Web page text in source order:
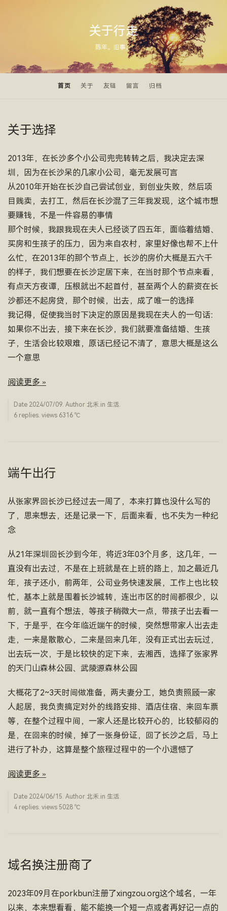
关于行走
陈年。旧事。
首页 关于 友链 留言 归档
关于选择
2013年，在长沙多个小公司兜兜转转之后，我决定去深
圳，因为在长沙呆的几家小公司，毫无发展可言
从2010年开始在长沙自己尝试创业，到创业失败，然后项
目贱卖，去打工，然后在长沙混了三年我发现，这个城市想
要赚钱，不是一件容易的事情
那个时候，我跟我现在夫人已经谈了四五年，面临着结婚、
买房和生孩子的压力，因为来自农村，家里好像也帮不上什
么忙，在2013年的那个节点上，长沙的房价大概是五六千
的样子，我们想要在长沙定居下来，在当时那个节点来看，
有点天方夜谭，压根就出不起首付，甚至两个人的薪资在长
沙都还不起房贷，那个时候，出去，成了唯一的选择
我记得，促使我当时下决定的原因是我现在夫人的一句话：
如果你不出去，接下来在长沙，我们就要准备结婚、生孩
子，生活会比较艰难，原话已经记不清了，意思大概是这么
一个意思
阅读更多 »
Date 2024/07/09. Author 北禾.in 生活.
6 replies. views 6316 ­℃
端午出行
从张家界回长沙已经过去一周了，本来打算也没什么写的
了，思来想去，还是记录一下，后面来看，也不失为一种纪
念
从21年深圳回长沙到今年，将近3年03个月多，这几年，一
直没有出去过，不是在上班就是在上班的路上，加之最近几
年，孩子还小，前两年，公司业务快速发展，工作上也比较
忙，基本上就是围着长沙城转，连出市区的时间都很少，以
前，就一直有个想法，等孩子稍微大一点，带孩子出去看一
下，于是乎，在今年临近端午的时候，突然想带家人出去走
走，一来是散散心，二来是回来几年，没有正式出去玩过，
出去玩一次，于是比较快的定下来，去湘西，选择了张家界
的天门山森林公园、武陵源森林公园
大概花了2~3天时间做准备，两夫妻分工，她负责照顾一家
人起居，我负责搞定对外的线路安排、酒店住宿、来回车票
等，在整个过程中间，一家人还是比较开心的，比较郁闷的
是，在回来的时候，掉了一张身份证，回了长沙之后，马上
进行了补办，这算是整个旅程过程中的一个小遗憾了
阅读更多 »
Date 2024/06/15. Author 北禾.in 生活.
4 replies. views 5028 ­℃
域名换注册商了
2023年09月在porkbun注册了xingzou.org这个域名，一年
以来，本来想看看，能不能换一个短一点或者再好记一点的